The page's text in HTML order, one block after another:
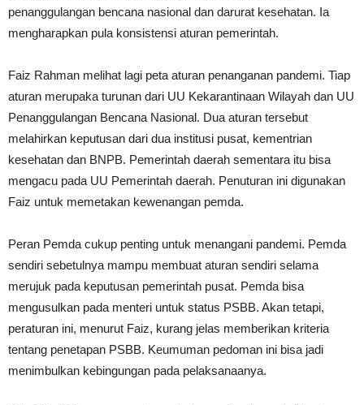
penanggulangan bencana nasional dan darurat kesehatan. Ia
mengharapkan pula konsistensi aturan pemerintah.
Faiz Rahman melihat lagi peta aturan penanganan pandemi. Tiap
aturan merupaka turunan dari UU Kekarantinaan Wilayah dan UU
Penanggulangan Bencana Nasional. Dua aturan tersebut
melahirkan keputusan dari dua institusi pusat, kementrian
kesehatan dan BNPB. Pemerintah daerah sementara itu bisa
mengacu pada UU Pemerintah daerah. Penuturan ini digunakan
Faiz untuk memetakan kewenangan pemda.
Peran Pemda cukup penting untuk menangani pandemi. Pemda
sendiri sebetulnya mampu membuat aturan sendiri selama
merujuk pada keputusan pemerintah pusat. Pemda bisa
mengusulkan pada menteri untuk status PSBB. Akan tetapi,
peraturan ini, menurut Faiz, kurang jelas memberikan kriteria
tentang penetapan PSBB. Keumuman pedoman ini bisa jadi
menimbulkan kebingungan pada pelaksanaanya.